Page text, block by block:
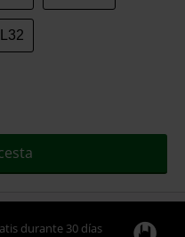
durante 30 días